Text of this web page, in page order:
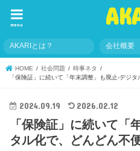
menu
AKARIとは？ 会社概要
HOME 社会問題
時事ネタ
「保険証」に続いて「年末調整」も廃止-デジ
2024.09.19 2026.02.12
「保険証」に続いて「
タル化で、どんどん不